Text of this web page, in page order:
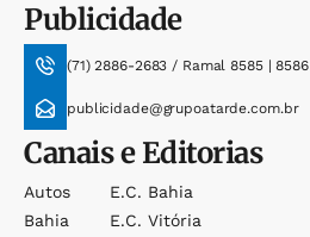
Publicidade
(71) 2886-2683 / Ramal 8585 | 8586
publicidade@grupoatarde.com.br
Canais e Editorias
Autos
Bahia
E.c. Bahia
E.c. Vitória